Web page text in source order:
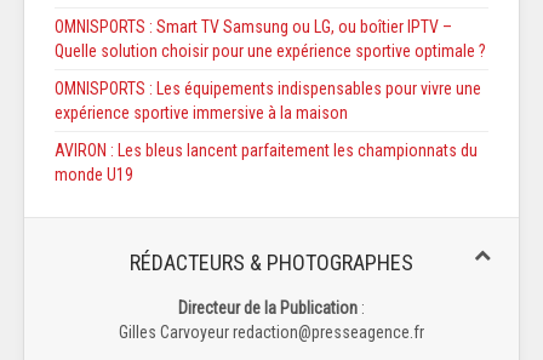
OMNISPORTS : Smart TV Samsung ou LG, ou boîtier IPTV –
Quelle solution choisir pour une expérience sportive optimale ?
OMNISPORTS : Les équipements indispensables pour vivre une
expérience sportive immersive à la maison
AVIRON : Les bleus lancent parfaitement les championnats du
monde U19
RÉDACTEURS & PHOTOGRAPHES
Directeur de la Publication :
Gilles Carvoyeur redaction@presseagence.fr